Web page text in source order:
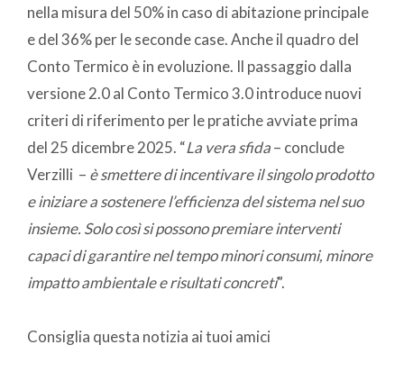
nella misura del 50% in caso di abitazione principale
e del 36% per le seconde case. Anche il quadro del
Conto Termico è in evoluzione. Il passaggio dalla
versione 2.0 al Conto Termico 3.0 introduce nuovi
criteri di riferimento per le pratiche avviate prima
del 25 dicembre 2025. “La vera sfida– conclude
Verzilli – è smettere di incentivare il singolo prodotto
e iniziare a sostenere l’efficienza del sistema nel suo
insieme. Solo così si possono premiare interventi
capaci di garantire nel tempo minori consumi, minore
impatto ambientale e risultati concreti”.
Consiglia questa notizia ai tuoi amici